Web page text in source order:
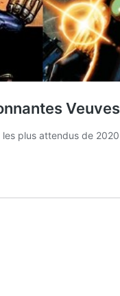
plus attendus de